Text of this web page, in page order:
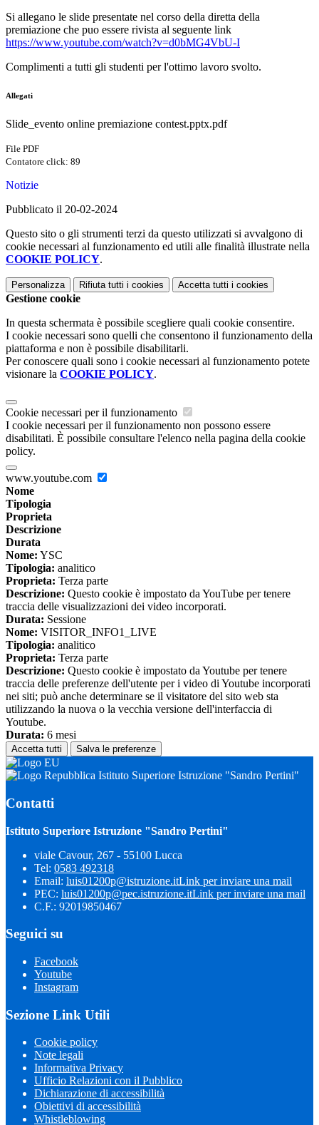
Si allegano le slide presentate nel corso della diretta della
premiazione che puo essere rivista al seguente link
https://www.youtube.com/watch?v=d0bMG4VbU-I
Complimenti a tutti gli studenti per l'ottimo lavoro svolto.
Allegati
Slide_evento online premiazione contest.pptx.pdf
File PDF
Contatore click: 89
Notizie
Pubblicato il 20-02-2024
Questo sito o gli strumenti terzi da questo utilizzati si avvalgono di
cookie necessari al funzionamento ed utili alle finalità illustrate nella
COOKIE POLICY.
Personalizza Rifiuta tutti i cookies Accetta tutti i cookies
Gestione cookie
In questa schermata è possibile scegliere quali cookie consentire.
I cookie necessari sono quelli che consentono il funzionamento della
piattaforma e non è possibile disabilitarli.
Per conoscere quali sono i cookie necessari al funzionamento potete
visionare la COOKIE POLICY.
Cookie necessari per il funzionamento
I cookie necessari per il funzionamento non possono essere
disabilitati. È possibile consultare l'elenco nella pagina della cookie
policy.
www.youtube.com
Nome
Tipologia
Proprieta
Descrizione
Durata
Nome: YSC
Tipologia: analitico
Proprieta: Terza parte
Descrizione: Questo cookie è impostato da YouTube per tenere
traccia delle visualizzazioni dei video incorporati.
Durata: Sessione
Nome: VISITOR_INFO1_LIVE
Tipologia: analitico
Proprieta: Terza parte
Descrizione: Questo cookie è impostato da Youtube per tenere
traccia delle preferenze dell'utente per i video di Youtube incorporati
nei siti; può anche determinare se il visitatore del sito web sta
utilizzando la nuova o la vecchia versione dell'interfaccia di
Youtube.
Durata: 6 mesi
Accetta tutti Salva le preferenze
Istituto Superiore Istruzione "Sandro Pertini"
Contatti
Istituto Superiore Istruzione "Sandro Pertini"
viale Cavour, 267 - 55100 Lucca
Tel: 0583 492318
Email: luis01200p@istruzione.itLink per inviare una mail
PEC: luis01200p@pec.istruzione.itLink per inviare una mail
C.F.: 92019850467
Seguici su
Facebook
Youtube
Instagram
Sezione Link Utili
Cookie policy
Note legali
Informativa Privacy
Ufficio Relazioni con il Pubblico
Dichiarazione di accessibilità
Obiettivi di accessibilità
Whistleblowing